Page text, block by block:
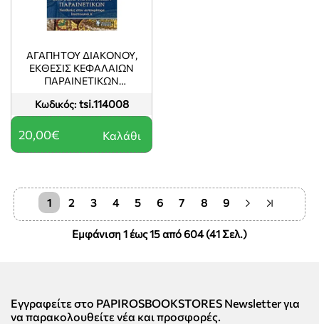
Κωδικός: tsi.114008
ΑΓΑΠΗΤΟΥ ΔΙΑΚΟΝΟΥ,
ΕΚΘΕΣΙΣ ΚΕΦΑΛΑΙΩΝ
ΠΑΡΑΙΝΕΤΙΚΩΝ
ΑΥΤΟΚΡΑΤΟΡΑ
ΙΟΥΣΤΙΝΙΑΝΟ Α΄
20,00€ Καλάθι
1 2 3 4 5 6 7 8 9
Εμφάνιση 1 έως 15 από 604 (41 Σελ.)
Εγγραφείτε στο PAPIROSBOOKSTORES Newsletter για
να παρακολουθείτε νέα και προσφορές.